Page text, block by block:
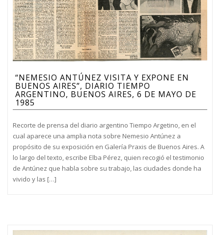
“NEMESIO ANTÚNEZ VISITA Y EXPONE EN
BUENOS AIRES”, DIARIO TIEMPO
ARGENTINO, BUENOS AIRES, 6 DE MAYO DE
1985
Recorte de prensa del diario argentino Tiempo Argetino, en el
cual aparece una amplia nota sobre Nemesio Antúnez a
propósito de su exposición en Galería Praxis de Buenos Aires. A
lo largo del texto, escribe Elba Pérez, quien recogió el testimonio
de Antúnez que habla sobre su trabajo, las ciudades donde ha
vivido y las […]